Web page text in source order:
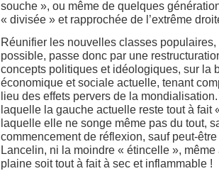
souche », ou même de quelques
« divisée » et rapprochée de l’extrême
Réunifier les nouvelles classes
possible, passe donc par une
concepts politiques et idéologiques, sur la
économique et sociale actuelle, tenant
lieu des effets pervers de la
laquelle la gauche actuelle reste tout à fait
laquelle elle ne songe même pas du tout,
commencement de réflexion, sauf peut-être
Lancelin, ni la moindre « étincelle »,
plaine soit tout à fait à sec et inflammable !